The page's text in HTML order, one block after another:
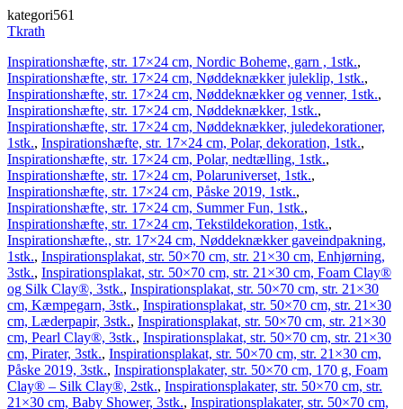
kategori561
Tkrath
Inspirationshæfte, str. 17×24 cm, Nordic Boheme, garn , 1stk.,
Inspirationshæfte, str. 17×24 cm, Nøddeknækker juleklip, 1stk.,
Inspirationshæfte, str. 17×24 cm, Nøddeknækker og venner, 1stk.,
Inspirationshæfte, str. 17×24 cm, Nøddeknækker, 1stk.,
Inspirationshæfte, str. 17×24 cm, Nøddeknækker, juledekorationer,
1stk., Inspirationshæfte, str. 17×24 cm, Polar, dekoration, 1stk.,
Inspirationshæfte, str. 17×24 cm, Polar, nedtælling, 1stk.,
Inspirationshæfte, str. 17×24 cm, Polaruniverset, 1stk.,
Inspirationshæfte, str. 17×24 cm, Påske 2019, 1stk.,
Inspirationshæfte, str. 17×24 cm, Summer Fun, 1stk.,
Inspirationshæfte, str. 17×24 cm, Tekstildekoration, 1stk.,
Inspirationshæfte., str. 17×24 cm, Nøddeknækker gaveindpakning,
1stk., Inspirationsplakat, str. 50×70 cm, str. 21×30 cm, Enhjørning,
3stk., Inspirationsplakat, str. 50×70 cm, str. 21×30 cm, Foam Clay®
og Silk Clay®, 3stk., Inspirationsplakat, str. 50×70 cm, str. 21×30
cm, Kæmpegarn, 3stk., Inspirationsplakat, str. 50×70 cm, str. 21×30
cm, Læderpapir, 3stk., Inspirationsplakat, str. 50×70 cm, str. 21×30
cm, Pearl Clay®, 3stk., Inspirationsplakat, str. 50×70 cm, str. 21×30
cm, Pirater, 3stk., Inspirationsplakat, str. 50×70 cm, str. 21×30 cm,
Påske 2019, 3stk., Inspirationsplakater, str. 50×70 cm, 170 g, Foam
Clay® – Silk Clay®, 2stk., Inspirationsplakater, str. 50×70 cm, str.
21×30 cm, Baby Shower, 3stk., Inspirationsplakater, str. 50×70 cm,